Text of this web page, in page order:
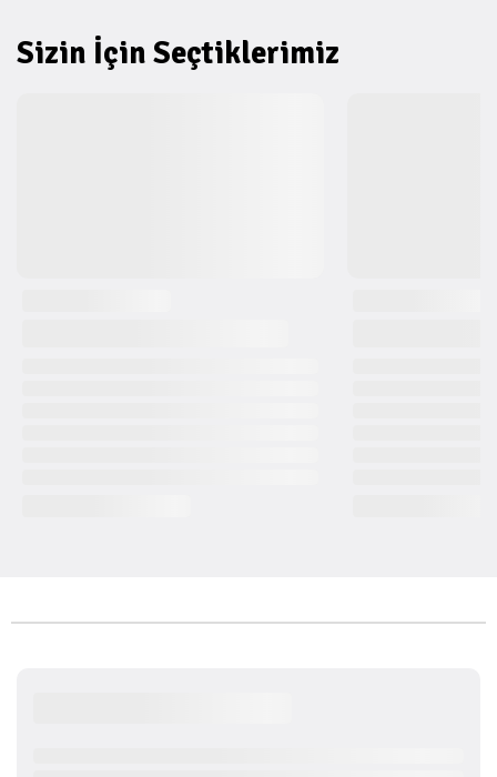
Sizin İçin Seçtiklerimiz